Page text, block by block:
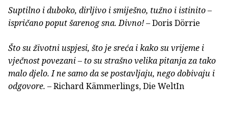
Suptilno i duboko, dirljivo i smiješno, tužno i istinito –
ispričano poput šarenog sna. Divno!– Doris Dörrie
Što su životni uspjesi, što je sreća i kako su vrijeme i
vječnost povezani – to su strašno velika pitanja za tako
malo djelo. I ne samo da se postavljaju, nego dobivaju i
odgovore. – Richard Kämmerlings, Die WeltIn